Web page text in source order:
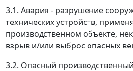
3.1. Авария - разрушение
технических устройств,
производственном объекте,
взрыв и/или выброс опасных
3.2. Опасный